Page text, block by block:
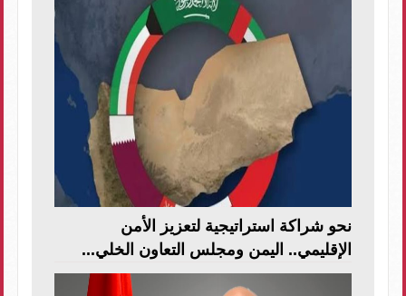
نحو شراكة استراتيجية لتعزيز الأمن
الإقليمي.. اليمن ومجلس التعاون الخلي...